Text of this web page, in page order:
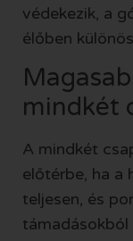
védekezik, a
élőben
mindkét
A mindkét
előtérbe, ha a
teljesen, és
támadásokból